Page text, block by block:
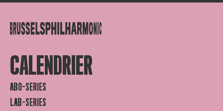
CALENDRIER
ABO-SERIES
LAB-SERIES